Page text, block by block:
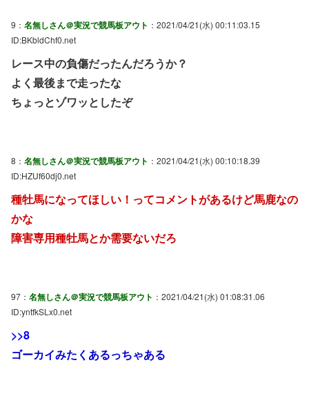
9： 名無しさん＠実況で競馬板アウト ：2021/04/21(水) 00:11:03.15
ID:BKbldChf0.net
レース中の負傷だったんだろうか？
よく最後まで走ったな
ちょっとゾワッとしたぞ
8： 名無しさん＠実況で競馬板アウト ：2021/04/21(水) 00:10:18.39
ID:HZUf60dj0.net
種牡馬になってほしい！ってコメントがあるけど馬鹿なの
かな
障害専用種牡馬とか需要ないだろ
97： 名無しさん＠実況で競馬板アウト ：2021/04/21(水) 01:08:31.06
ID:yntfkSLx0.net
>>8
ゴーカイみたくあるっちゃある